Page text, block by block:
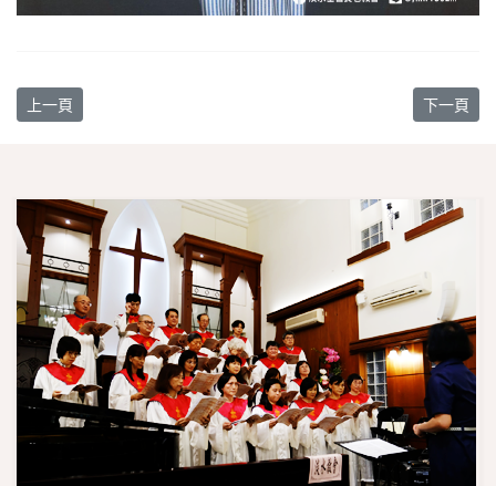
上一篇文章: 【教會消息】4/30 國際基甸會奉獻主日
上一頁 下一篇文
下一頁